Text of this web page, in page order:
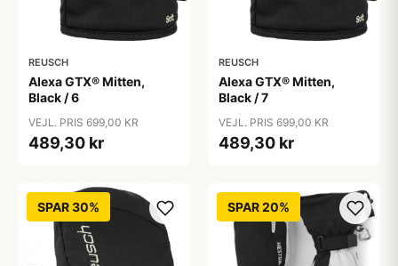
REUSCH
Alexa GTX® Mitten,
Black / 6
VEJL. PRIS 699,00 KR
489,30 kr
REUSCH
Alexa GTX® Mitten,
Black / 7
VEJL. PRIS 699,00 KR
489,30 kr
SPAR 30% SPAR 20%